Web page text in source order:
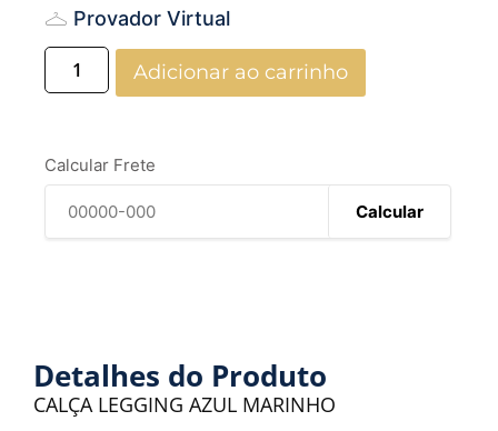
Provador Virtual
Adicionar ao carrinho
Calcular Frete
Calcular
Detalhes do Produto
CALÇA LEGGING AZUL MARINHO